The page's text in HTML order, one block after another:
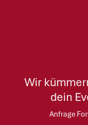
Wir
dein
Anfrage